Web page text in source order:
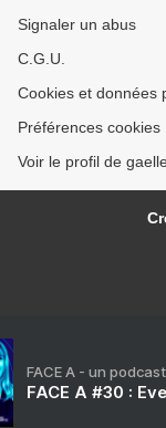
Signaler un abus
C.G.U.
Cookies et données
Préférences cookies
Voir le profil de
FACE A - un
FACE A #30 :